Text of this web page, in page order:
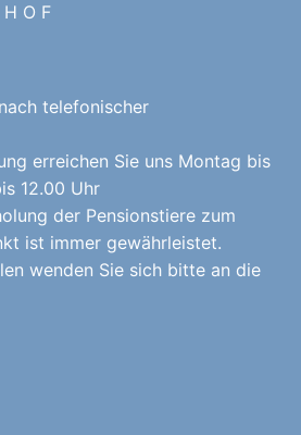
O F
telefonischer
erreichen Sie uns Montag bis
12.00 Uhr
der Pensionstiere zum
ist immer gewährleistet.
wenden Sie sich bitte an die